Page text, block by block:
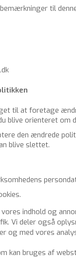
til
til at fo­re­ta­ge
blive ori­en­te­ret om
den æn­dre­de
blive slet­tet.
indhold og
Vi deler også
og med vores
kan bruges af